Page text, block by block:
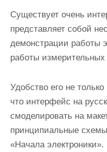
Существует очень
представляет собой
демонстрации работы
работы измерительных
Удобство его не
что интерфейс на
смоделировать на
принципиальные
«Начала электроники».